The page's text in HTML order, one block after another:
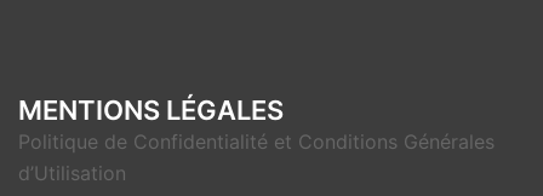
MENTIONS LÉGALES
Politique de Confidentialité et Conditions Générales
d’Utilisation